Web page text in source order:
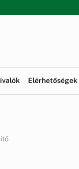
Elérhetőségek